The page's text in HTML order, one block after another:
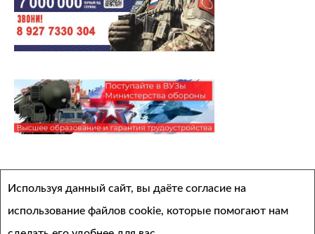
Архивы
Выберите месяц
Используя данный сайт, вы даёте согласие на
использование файлов cookie, которые помогают нам